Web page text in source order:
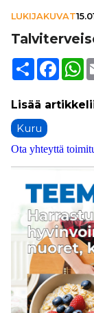
LUKIJAKUVAT
Share
Kuru
Ota yhteyttä